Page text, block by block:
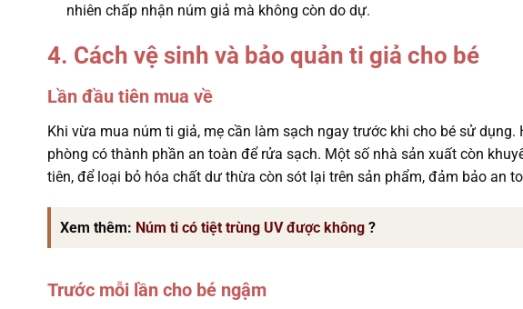
nhiên chấp nhận núm giả mà không còn do dự.
4. Cách vệ sinh và bảo quản ti giả cho bé
Lần đầu tiên mua về
Khi vừa mua núm ti giả, mẹ cần làm sạch ngay trước khi cho bé sử
phòng có thành phần an toàn để rửa sạch. Một số nhà sản xuất còn
tiên, để loại bỏ hóa chất dư thừa còn sót lại trên sản phẩm, đảm bảo an
Xem thêm: Núm ti có tiệt trùng UV được không ?
Trước mỗi lần cho bé ngậm